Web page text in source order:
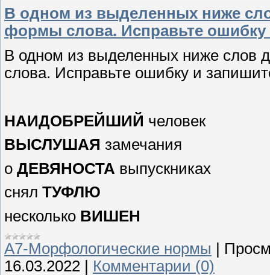
В одном из выделенных ниже
формы слова. Исправьте
В одном из выделенных ниже слов
слова. Исправьте ошибку и
НАИДОБРЕЙШИЙ человек
ВЫСЛУШАЯ замечания
о ДЕВЯНОСТА выпускниках
снял ТУФЛЮ
несколько ВИШЕН
А7-Морфологические нормы |
16.03.2022 | Комментарии (0)